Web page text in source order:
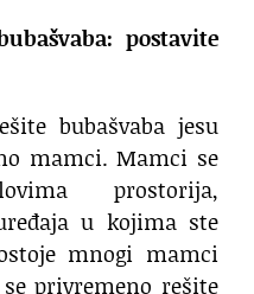
postavite
bubašvaba jesu
mamci. Mamci se
prostorija,
u kojima ste
mnogi mamci
privremeno rešite